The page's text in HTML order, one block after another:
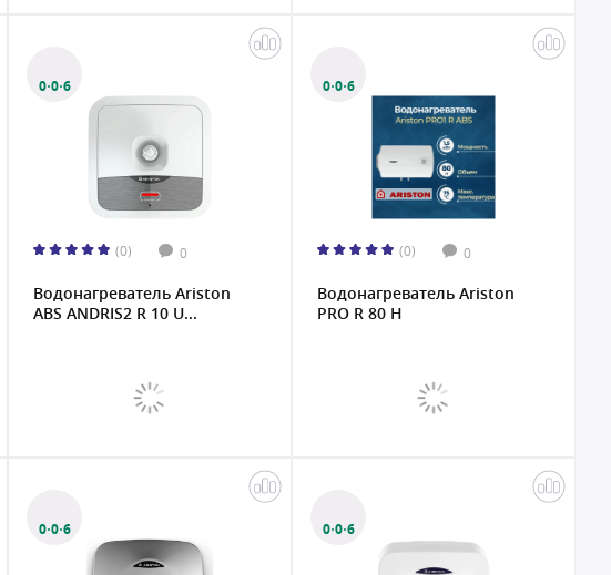
0·0·6
(0) 0
Водонагреватель Ariston
ABS ANDRIS2 R 10 U...
0·0·6
(0) 0
Водонагреватель Ariston
PRO R 80 H
0·0·6 0·0·6